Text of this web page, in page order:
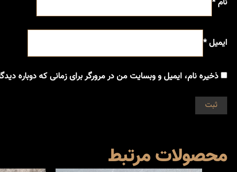
ایمیل*
ذخیره نام، ایمیل و وبسایت من در مرورگر برای زمانی که دوباره
محصولات مرتبط